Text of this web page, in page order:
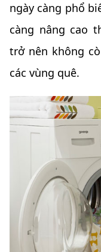
ngày càng phổ
càng nâng cao
trở nên không
các vùng quê.